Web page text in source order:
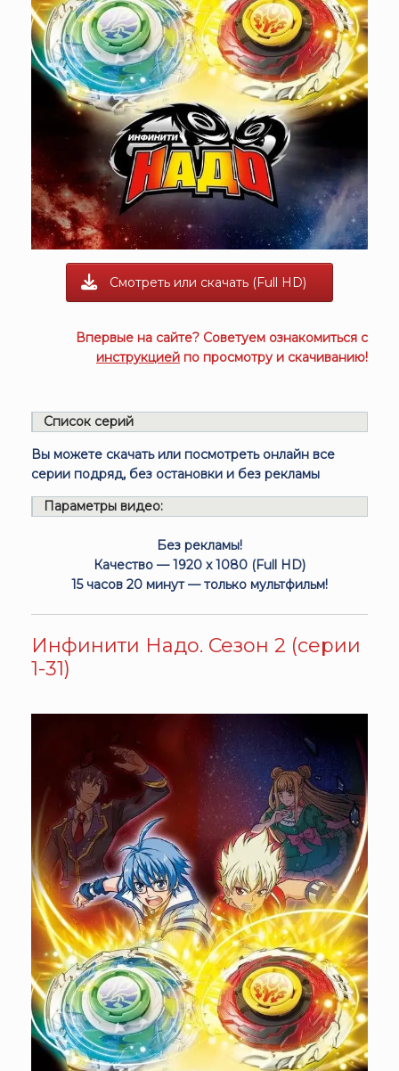
Смотреть или скачать (Full HD)
Впервые на сайте? Советуем ознакомиться с
инструкцией по просмотру и скачиванию!
Список серий
Вы можете скачать или посмотреть онлайн все
серии подряд, без остановки и без рекламы
Параметры видео:
Без рекламы!
Качество — 1920 x 1080 (Full HD)
15 часов 20 минут — только мультфильм!
Инфинити Надо. Сезон 2 (серии
1-31)